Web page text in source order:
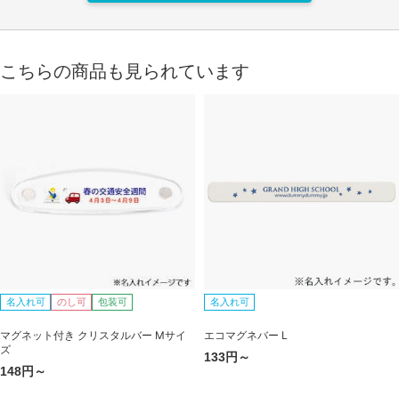
こちらの商品も見られています
名入れ可 のし可 包装可
マグネット付き クリスタルバー Mサイ
ズ
148円～
名入れ可
エコマグネバー L
133円～